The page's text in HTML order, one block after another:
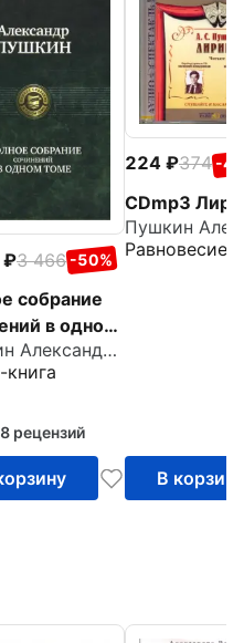
3 466 -50%
собрание
в одном
Пушкин Александр Сергеевич
рецензий
224 374 -
CDmp3
Равновесие
В корзину